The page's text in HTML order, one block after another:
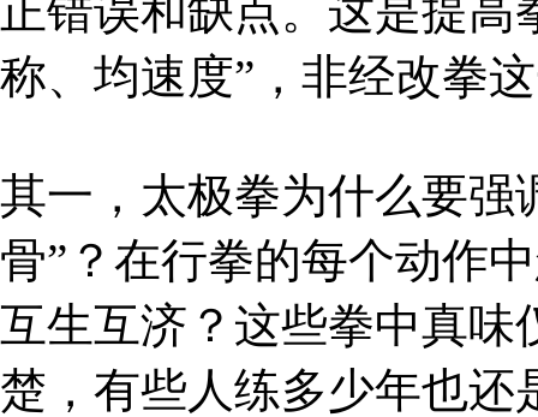
正错误和缺点。这是提高
称、均速度”，非经改拳
其一，太极拳为什么要强
骨”？在行拳的每个动作
互生互济？这些拳中真
楚，有些人练多少年也还